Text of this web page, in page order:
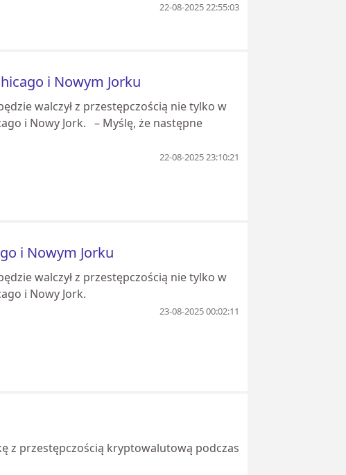
22-08-2025 22:55:03
i Nowym Jorku
walczył z przestępczością nie tylko w
i Nowy Jork. – Myślę, że następne
22-08-2025 23:10:21
i Nowym Jorku
walczył z przestępczością nie tylko w
i Nowy Jork.
23-08-2025 00:02:11
z przestępczością kryptowalutową podczas